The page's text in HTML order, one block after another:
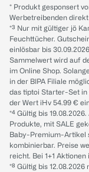
* Produkt gesponsert
Werbetreibenden
*³ Nur mit gültiger jö
Feuchttücher.
einlösbar bis
Sammelwert wird auf
im Online Shop.
in der BIPA Filiale
das tiptoi Starter-Set
der Wert iHv 54.99 €
*⁴ Gültig bis
Produkte, mit SALE
Baby-Premium-Artikel
kombinierbar. Preise
reicht. Bei 1+1
*⁸ Gültig bis